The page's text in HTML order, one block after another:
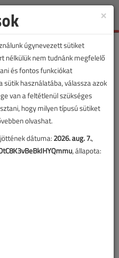
Toggle
termelhet a
×
úgynevezett sütiket
nélkülük nem tudnánk megfelelő
és fontos funkciókat
sütik használatába, válassza azok
van a feltétlenül szükséges
hogy milyen típusú sütiket
olvashat.
dátuma:2026. aug. 7.,
, állapota: